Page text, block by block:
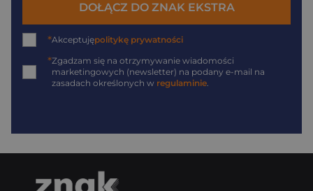
DOŁĄCZ DO ZNAK EKSTRA
*Akceptujępolitykę prywatności
*Zgadzam się na otrzymywanie wiadomości
marketingowych (newsletter) na podany e-mail na
zasadach określonych w regulaminie.